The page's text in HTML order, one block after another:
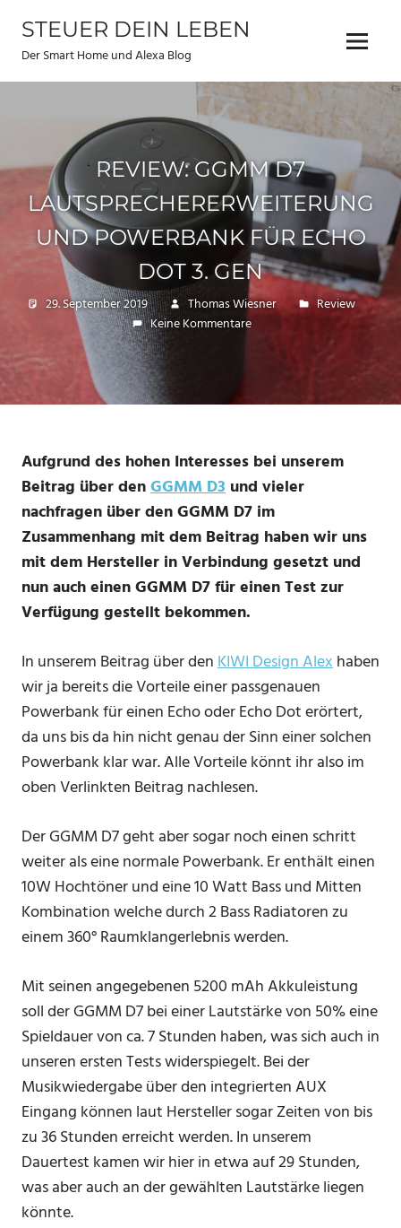
Inhalt
springen
STEUER DEIN LEBEN
Der Smart Home und Alexa Blog Menu
REVIEW: GGMM D7
LAUTSPRECHERERWEITERUNG
UND POWERBANK FÜR ECHO
DOT 3. GEN
29. September 2019 Thomas Wiesner
Review
Keine Kommentare
Aufgrund des hohen Interesses bei unserem
Beitrag über denGGMM D3 und vieler
nachfragen über den GGMM D7 im
Zusammenhang mit dem Beitrag haben wir uns
mit dem Hersteller in Verbindung gesetzt und
nun auch einen GGMM D7 für einen Test zur
Verfügung gestellt bekommen.
In unserem Beitrag über denKIWI Design Alexhaben
wir ja bereits die Vorteile einer passgenauen
Powerbank für einen Echo oder Echo Dot erörtert,
da uns bis da hin nicht genau der Sinn einer solchen
Powerbank klar war. Alle Vorteile könnt ihr also im
oben Verlinkten Beitrag nachlesen.
Der GGMM D7 geht aber sogar noch einen schritt
weiter als eine normale Powerbank. Er enthält einen
10W Hochtöner und eine 10 Watt Bass und Mitten
Kombination welche durch 2 Bass Radiatoren zu
einem 360° Raumklangerlebnis werden.
Mit seinen angegebenen 5200 mAh Akkuleistung
soll der GGMM D7 bei einer Lautstärke von 50% eine
Spieldauer von ca. 7 Stunden haben, was sich auch in
unseren ersten Tests widerspiegelt. Bei der
Musikwiedergabe über den integrierten AUX
Eingang können laut Hersteller sogar Zeiten von bis
zu 36 Stunden erreicht werden. In unserem
Dauertest kamen wir hier in etwa auf 29 Stunden,
was aber auch an der gewählten Lautstärke liegen
könnte.